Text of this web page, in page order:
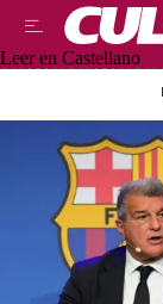
Leer en Castellano